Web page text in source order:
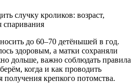
до 60–70 детёнышей в год.
здоровым, а матки сохраняли
дольше, важно соблюдать правила
когда и как проводить
получения крепкого потомства.